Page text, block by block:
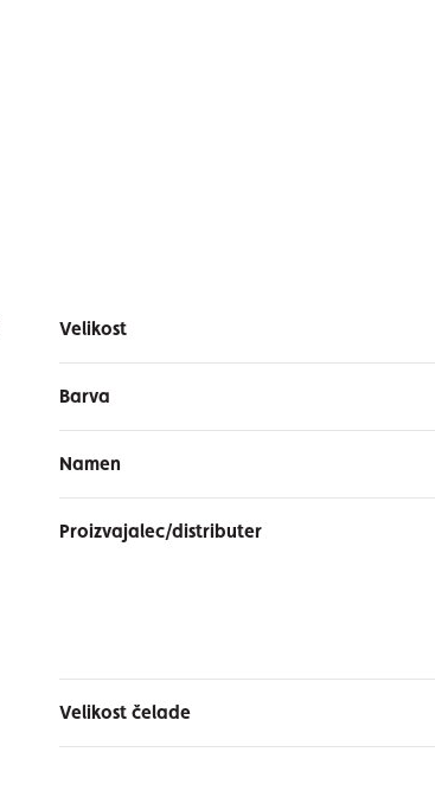
Velikost
Barva
Namen
Proizvajalec/distributer
Velikost čelade